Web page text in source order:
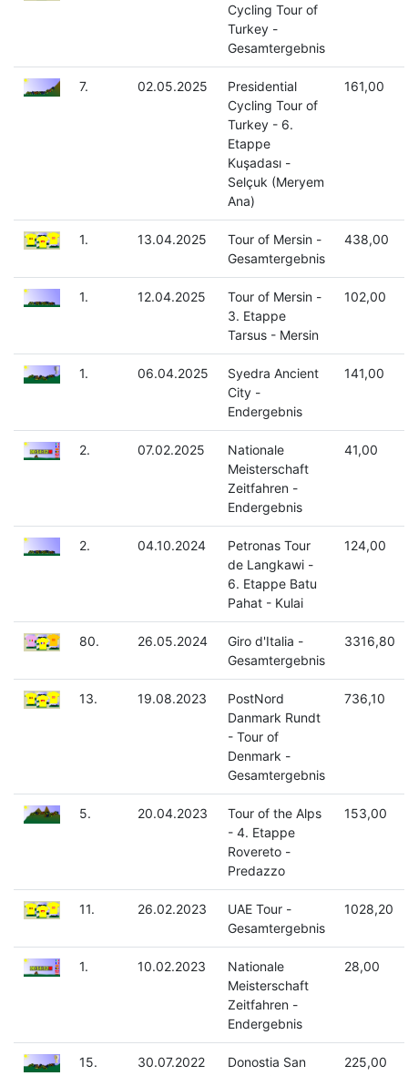
Cycling Tour of
Turkey -
Gesamtergebnis
7. 02.05.2025
Presidential
Cycling Tour of
Turkey - 6.
Etappe
Kuşadası -
Selçuk (Meryem
Ana)
161,00
1. 13.04.2025
Tour of Mersin -
Gesamtergebnis
438,00
1. 12.04.2025
Tour of Mersin -
3. Etappe
Tarsus - Mersin
102,00
1. 06.04.2025
Syedra Ancient
City -
Endergebnis
141,00
2. 07.02.2025
Nationale
Meisterschaft
Zeitfahren -
Endergebnis
41,00
2. 04.10.2024
Petronas Tour
de Langkawi -
6. Etappe Batu
Pahat - Kulai
124,00
80. 26.05.2024
Giro d'Italia -
Gesamtergebnis
3316,80
13. 19.08.2023
PostNord
Danmark Rundt
- Tour of
Denmark -
Gesamtergebnis
736,10
5. 20.04.2023
Tour of the Alps
- 4. Etappe
Rovereto -
Predazzo
153,00
11. 26.02.2023
UAE Tour -
Gesamtergebnis
1028,20
1. 10.02.2023
Nationale
Meisterschaft
Zeitfahren -
Endergebnis
28,00
15. 30.07.2022
Donostia San
225,00